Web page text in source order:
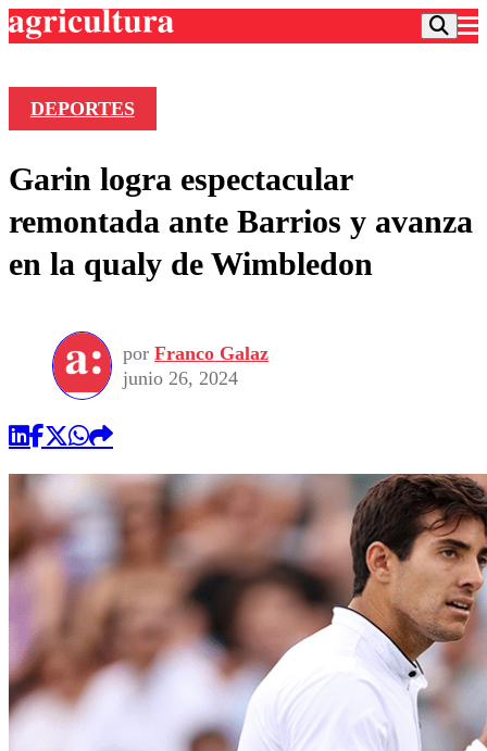
Frecuencias
Agricultura TV
Deportes
Colo Colo
Seleccion Chilena
Torneo Internacional
Universidad de Chile
Entretención
Economía
Internacional
Sustentabilidad
Publicaciones en medios
Opinión
DEPORTES
Garin logra espectacular
remontada ante Barrios y avanza
en la qualy de Wimbledon
por Franco Galaz
junio 26, 2024